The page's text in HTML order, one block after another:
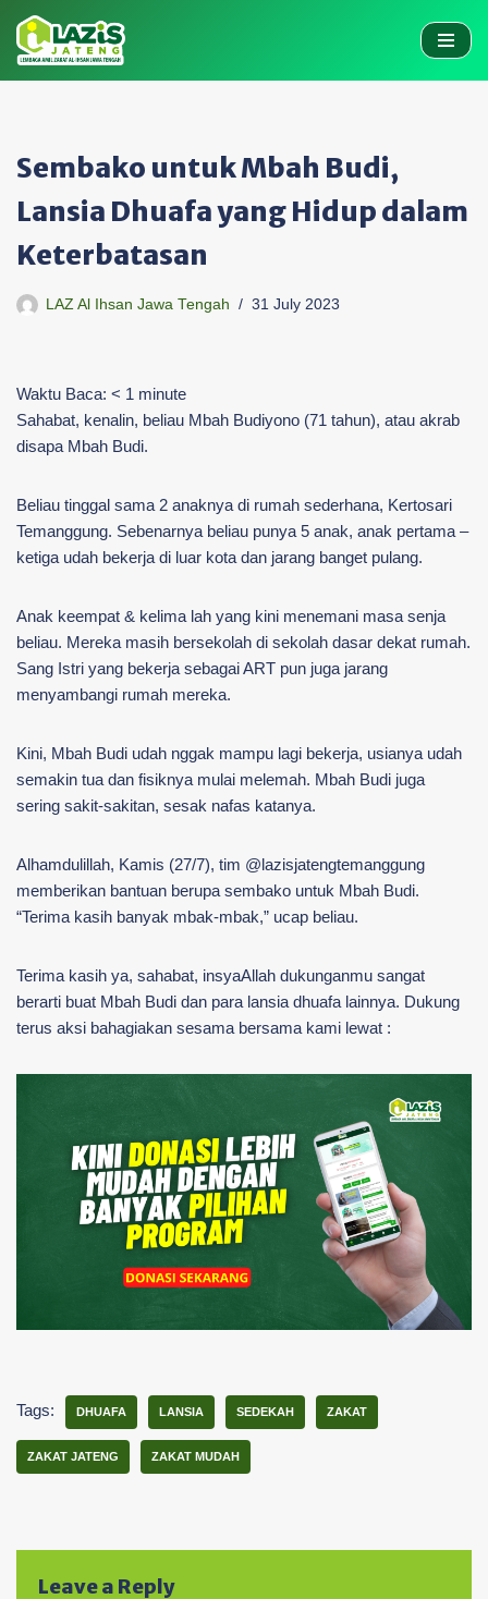
Skip
to
Sembako untuk Mbah Budi,
Lansia Dhuafa yang Hidup dalam
Keterbatasan
LAZ Al Ihsan Jawa Tengah 31 July 2023
Waktu Baca: < 1 minute
Sahabat, kenalin, beliau Mbah Budiyono (71 tahun), atau akrab
disapa Mbah Budi.
Beliau tinggal sama 2 anaknya di rumah sederhana, Kertosari
Temanggung. Sebenarnya beliau punya 5 anak, anak pertama –
ketiga udah bekerja di luar kota dan jarang banget pulang.
Anak keempat & kelima lah yang kini menemani masa senja
beliau. Mereka masih bersekolah di sekolah dasar dekat rumah.
Sang Istri yang bekerja sebagai ART pun juga jarang
menyambangi rumah mereka.
Kini, Mbah Budi udah nggak mampu lagi bekerja, usianya udah
semakin tua dan fisiknya mulai melemah. Mbah Budi juga
sering sakit-sakitan, sesak nafas katanya.
Alhamdulillah, Kamis (27/7), tim @lazisjatengtemanggung
memberikan bantuan berupa sembako untuk Mbah Budi.
“Terima kasih banyak mbak-mbak,” ucap beliau.
Terima kasih ya, sahabat, insyaAllah dukunganmu sangat
berarti buat Mbah Budi dan para lansia dhuafa lainnya. Dukung
terus aksi bahagiakan sesama bersama kami lewat :
Tags: DHUAFA LANSIA SEDEKAH ZAKAT
ZAKAT JATENG ZAKAT MUDAH
Leave a Reply